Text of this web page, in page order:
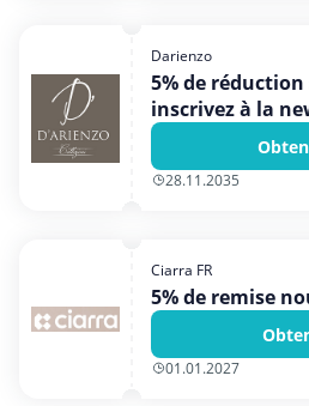
Darienzo
5% de
inscrivez à la
28.11.2035
Ciarra FR
5% de remise
01.01.2027